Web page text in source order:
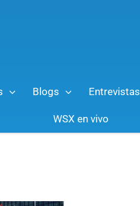
Blogs Entrevistas
WSX en vivo